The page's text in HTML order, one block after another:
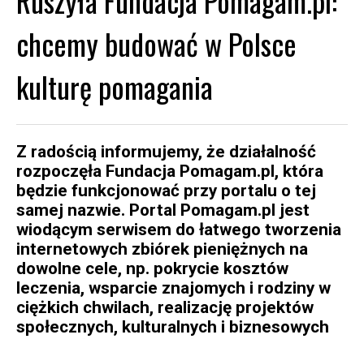
chcemy budować w Polsce
kulturę pomagania
Z radością informujemy, że działalność
rozpoczęła Fundacja Pomagam.pl, która
będzie funkcjonować przy portalu o tej
samej nazwie. Portal Pomagam.pl jest
wiodącym serwisem do łatwego tworzenia
internetowych zbiórek pieniężnych na
dowolne cele, np. pokrycie kosztów
leczenia, wsparcie znajomych i rodziny w
ciężkich chwilach, realizację projektów
społecznych, kulturalnych i biznesowych